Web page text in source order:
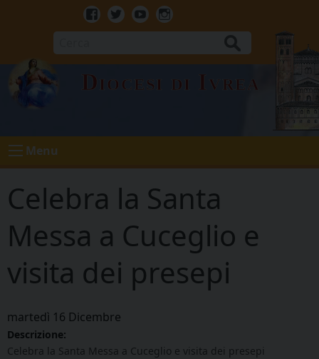
Facebook
TwitterYoutubeInstagram
Diocesi di Ivrea
Menu
Celebra la Santa
Messa a Cuceglio e
visita dei presepi
martedì 16 Dicembre
Descrizione:
Celebra la Santa Messa a Cuceglio e visita dei presepi